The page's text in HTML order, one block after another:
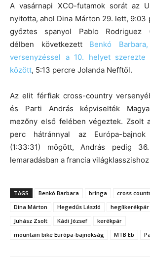
A vasárnapi XCO-futamok sorát az
nyitotta, ahol Dina Márton 29. lett, 9:03
győztes spanyol Pablo Rodriguez
délben következett Benkó
versenyzéssel a 10. helyet
között, 5:13 percre Jolanda Nefftől.
Az elit férfiak cross-country
és Parti András képviselték
mezőny első felében végeztek. Zsolt
perc hátránnyal az Európa-
(1:33:31) mögött, András pedig
lemaradásban a francia
TAGS Benkó Barbara bringa cross
Dina Márton
Hegedűs László hegíikerékpár
Juhász Zsolt
Kádi József
kerékpár
mountain bike Európa-bajnokság
MTB Eb